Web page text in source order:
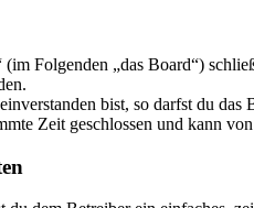
Folgenden „das Board“)
bist, so darfst du
Zeit geschlossen und kann